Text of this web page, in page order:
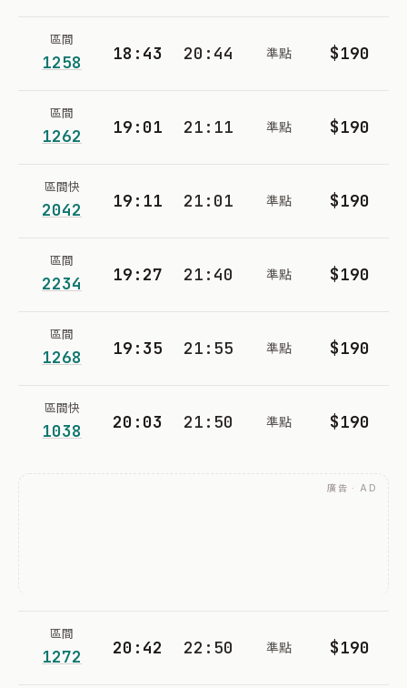
區間
1258 18:43 20:44 準點 $190
區間
1262 19:01 21:11 準點 $190
區間快
2042 19:11 21:01 準點 $190
區間
2234 19:27 21:40 準點 $190
區間
1268 19:35 21:55 準點 $190
區間快
1038 20:03 21:50 準點 $190
廣告 · AD
區間
1272 20:42 22:50 準點 $190